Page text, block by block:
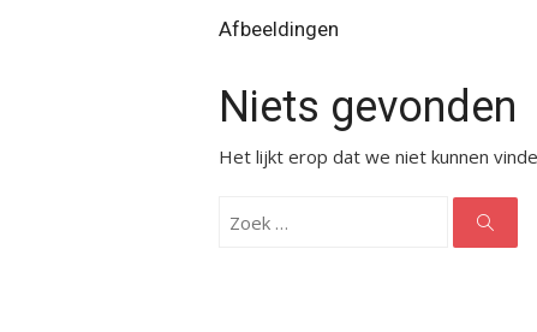
Afbeeldingen
Niets gevonden
Het lijkt erop dat we niet kunnen
Zoeken